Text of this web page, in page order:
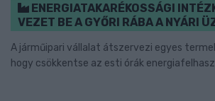
ENERGIATAKARÉKOSSÁGI
VEZET BE A GYŐRI RÁBA A NYÁRI
A járműipari vállalat átszervezi egyes
hogy csökkentse az esti órák